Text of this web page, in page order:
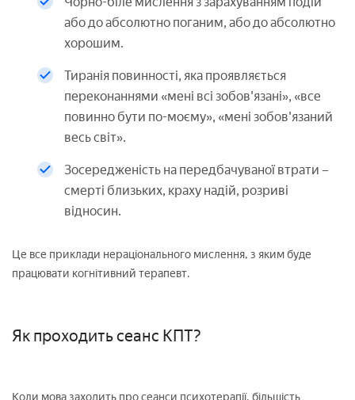
або до абсолютно поганим, або до абсолютно
хорошим.
Тиранія повинності, яка проявляється
переконаннями «мені всі зобов'язані», «все
повинно бути по-моєму», «мені зобов'язаний
весь світ».
Зосередженість на передбачуваної втрати –
смерті близьких, краху надій, розриві
відносин.
Це все приклади нераціонального мислення, з яким буде
працювати когнітивний терапевт.
Як проходить сеанс КПТ?
Коли мова заходить про сеанси психотерапії, більшість